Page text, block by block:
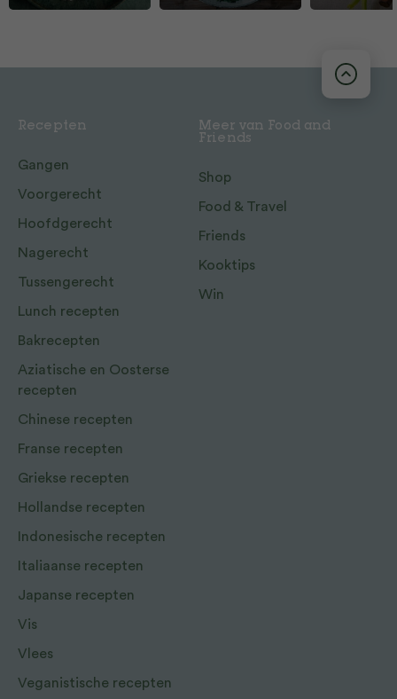
Recepten
Gangen
Voorgerecht
Hoofdgerecht
Nagerecht
Tussengerecht
Lunch recepten
Bakrecepten
Aziatische en Oosterse
recepten
Chinese recepten
Franse recepten
Griekse recepten
Hollandse recepten
Indonesische recepten
Italiaanse recepten
Japanse recepten
Vis
Vlees
Veganistische recepten
Meer van Food and
Friends
Shop
Food & Travel
Friends
Kooktips
Win